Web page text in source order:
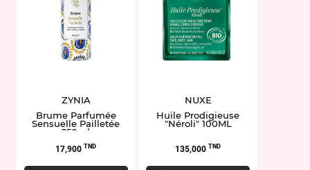
ZYNIA
Brume Parfumée
Sensuelle Pailletée
250ml
Prix
17,900 TND
NUXE
Huile Prodigieuse
"Néroli" 100ML
Prix
135,000 TND